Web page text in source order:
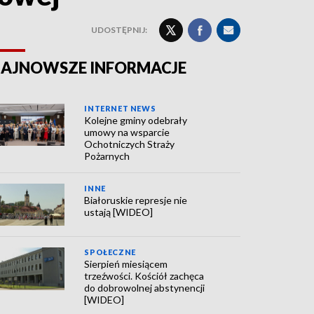
UDOSTĘPNIJ:
INFORMACJE
INTERNET NEWS
Kolejne gminy odebrały
umowy na wsparcie
Ochotniczych Straży
Pożarnych
INNE
Białoruskie represje nie
ustają [WIDEO]
SPOŁECZNE
Sierpień miesiącem
trzeźwości. Kościół zachęca
do dobrowolnej abstynencji
[WIDEO]